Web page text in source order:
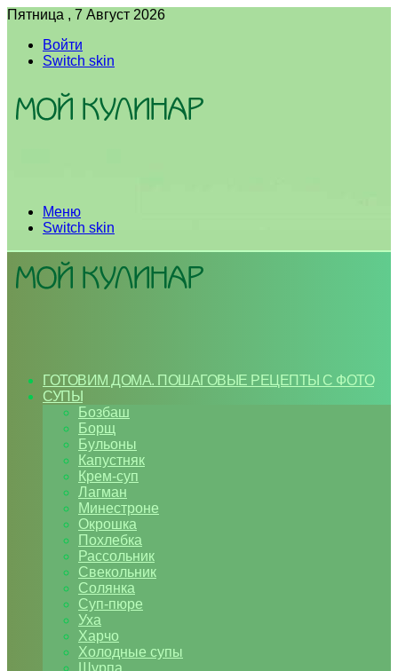
Пятница , 7 Август 2026
Войти
Switch skin
Меню
Switch skin
ГОТОВИМ ДОМА. ПОШАГОВЫЕ РЕЦЕПТЫ С ФОТО
СУПЫ
Бозбаш
Борщ
Бульоны
Капустняк
Крем-суп
Лагман
Минестроне
Окрошка
Похлебка
Рассольник
Свекольник
Солянка
Суп-пюре
Уха
Харчо
Холодные супы
Шурпа